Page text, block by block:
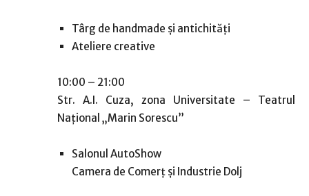
Târg de handmade și antichități
Ateliere creative
10:00 – 21:00
Str. A.I. Cuza, zona Universitate – Teatrul
Naţional „Marin Sorescu”
Salonul AutoShow
Camera de Comerţ şi Industrie Dolj